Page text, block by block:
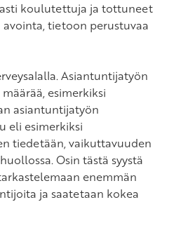
koulutettuja ja tottuneet
tietoon perustuvaa
Asiantuntijatyön
esimerkiksi
asiantuntijatyön
eli esimerkiksi
tiedetään, vaikuttavuuden
Osin tästä syystä
enemmän
ja saatetaan kokea